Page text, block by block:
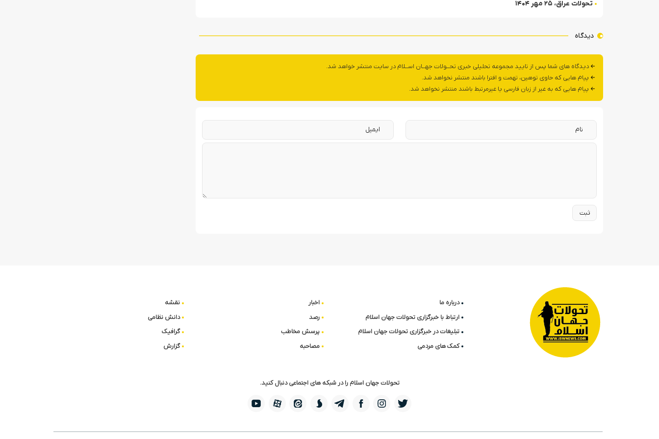
تحولات عراق، ۲۵ مهر ۱۴۰۴
دیدگاه
دیدگاه های شما پس از تایید مجموعه تحلیلی خبری تحــولات جهــان اســلام در سایت منتشر خواهد شد.
پیام هایی که حاوی توهین، تهمت و افترا باشند منتشر نخواهد شد.
پیام هایی که به غیر از زبان فارسی یا غیرمرتبط باشند منتشر نخواهد شد.
درباره ما
ارتباط با خبرگزاری تحولات جهان اسلام
تبلیغات در خبرگزاری تحولات جهان اسلام
کمک های مردمی
اخبار
رصد
پرسش مخاطب
مصاحبه
نقشه
دانش نظامی
گرافیک
گزارش
تحولات جهان اسلام را در شبکه های اجتماعی دنبال کنید.